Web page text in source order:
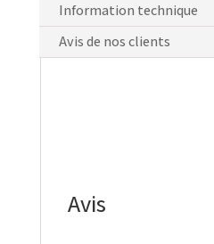
Information technique
Avis de nos clients
Avis